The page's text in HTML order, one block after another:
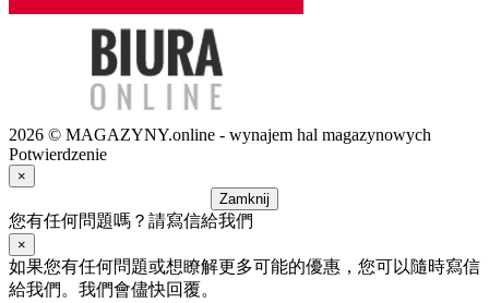
2026 © MAGAZYNY.online - wynajem hal magazynowych
Potwierdzenie
×
Zamknij
您有任何問題嗎？請寫信給我們
×
如果您有任何問題或想瞭解更多可能的優惠，您可以隨時寫信
給我們。我們會儘快回覆。